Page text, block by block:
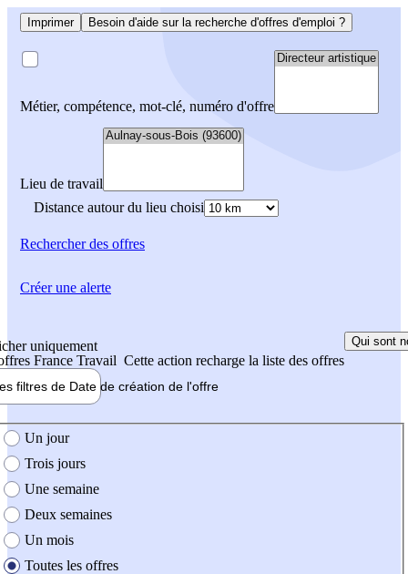
Imprimer Besoin d'aide sur la recherche d'offres d'emploi ?
Métier, compétence, mot-clé, numéro d'offre
Lieu de travail
Distance autour du lieu choisi
Rechercherdes offres
uniquement
France Travail Cette action recharge la liste des offres
Qui sont
filtres de Date de création de l'offre
création de l'offre
Un jour
Trois jours
Une semaine
Deux semaines
Un mois
Toutes les offres
Créer une alerte